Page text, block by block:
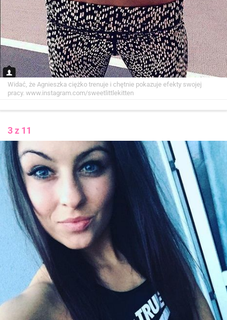
Widać, że Agnieszka ciężko trenuje i chętnie pokazuje efekty swojej
pracy. www.instagram.com/sweetlittlekitten
3 z 11